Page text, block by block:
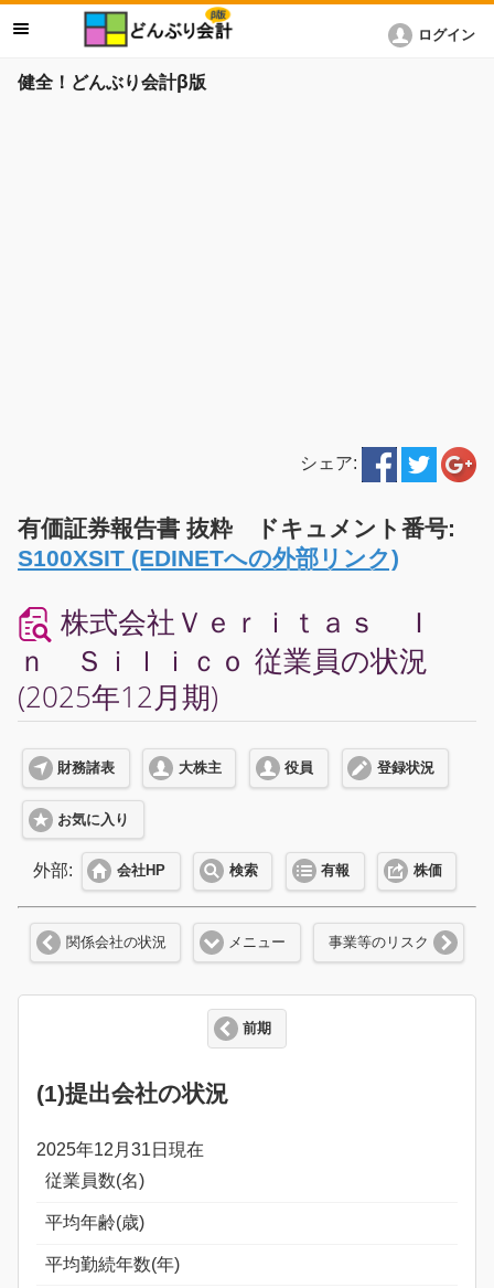
健全！どんぶり会計β版
ログイン
シェア:
有価証券報告書 抜粋 ドキュメント番号:
S100XSIT (EDINETへの外部リンク)
株式会社Ｖｅｒｉｔａｓ Ｉ
ｎ Ｓｉｌｉｃｏ 従業員の状況
(2025年12月期)
財務諸表 大株主 役員 登録状況
お気に入り
外部: 会社HP 検索 有報 株価
関係会社の状況 メニュー 事業等のリスク
前期
(1)提出会社の状況
2025年12月31日現在
従業員数(名)
平均年齢(歳)
平均勤続年数(年)